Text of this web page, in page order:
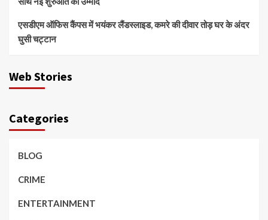
एसडीएम ऑफिस कैंपस में भयंकर लैंडस्लाइड, कमरे की दीवार तोड़ घर के अंदर
घुसी चट्टान
Web Stories
Categories
BLOG
CRIME
ENTERTAINMENT